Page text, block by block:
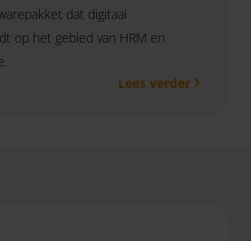
dat digitaal
op het gebied van HRM en
Lees verder